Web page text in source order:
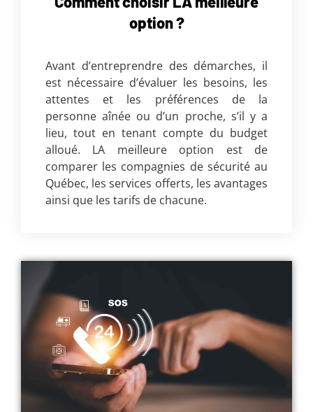
option ?
Avant d’entreprendre des démarches, il
est nécessaire d’évaluer les besoins, les
attentes et les préférences de la
personne aînée ou d’un proche, s’il y a
lieu, tout en tenant compte du budget
alloué. LA meilleure option est de
comparer les compagnies de sécurité au
Québec, les services offerts, les avantages
ainsi que les tarifs de chacune.